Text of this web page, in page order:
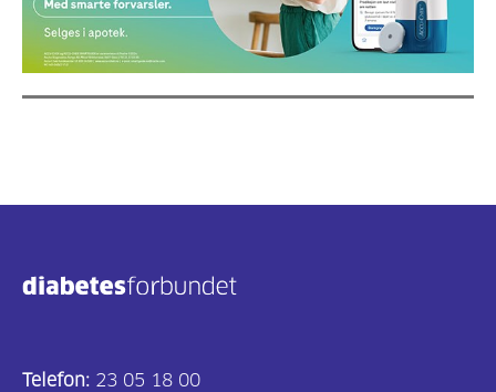
Telefon: 23 05 18 00